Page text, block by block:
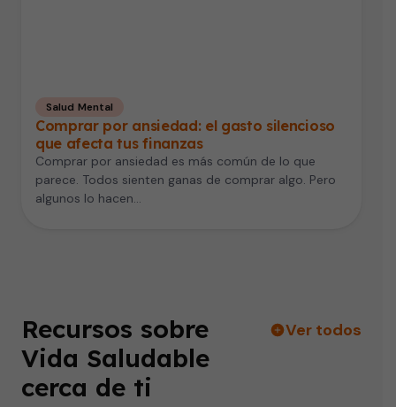
Salud Mental
Comprar por ansiedad: el gasto silencioso
que afecta tus finanzas
Comprar por ansiedad es más común de lo que
parece. Todos sienten ganas de comprar algo. Pero
algunos lo hacen…
Recursos sobre
Vida Saludable
cerca de ti
Ver todos